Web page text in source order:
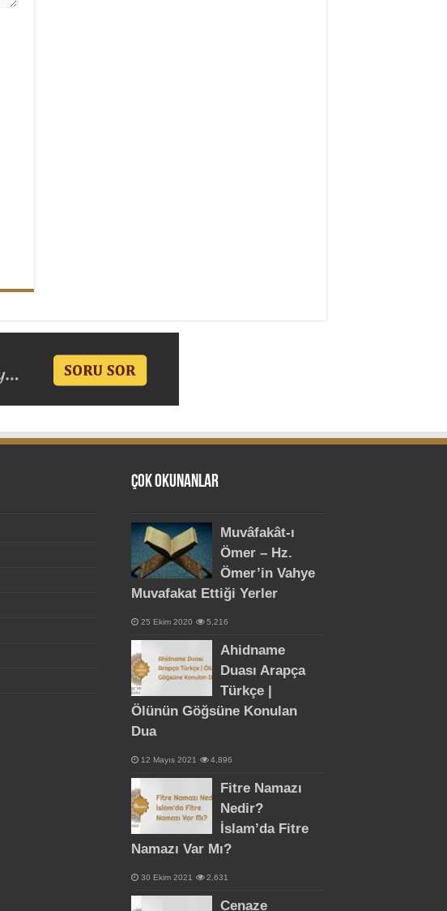
Çok Okunanlar
Muvâfakât-ı
Ömer – Hz.
Ömer’in Vahye
Muvafakat Ettiği Yerler
25 Ekim 2020 5,216
Ahidname
Duası Arapça
Türkçe |
Ölünün Göğsüne Konulan
Dua
12 Mayıs 2021 4,896
Fitre Namazı
Nedir?
İslam’da Fitre
Namazı Var Mı?
30 Ekim 2021 2,631
Cenaze